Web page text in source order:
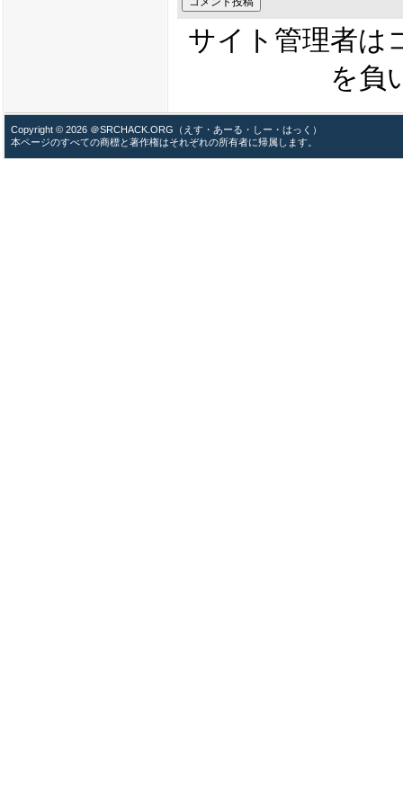
サイト管理者は
を負
Copyright © 2026 ＠SRCHACK.ORG（えす・あーる・しー・はっく）
本ページのすべての商標と著作権はそれぞれの所有者に帰属します。